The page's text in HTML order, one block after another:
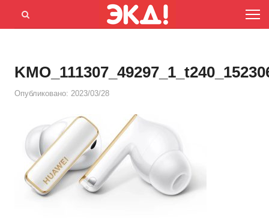
Menu
Открыть
Опубликовано: 2023/03/28